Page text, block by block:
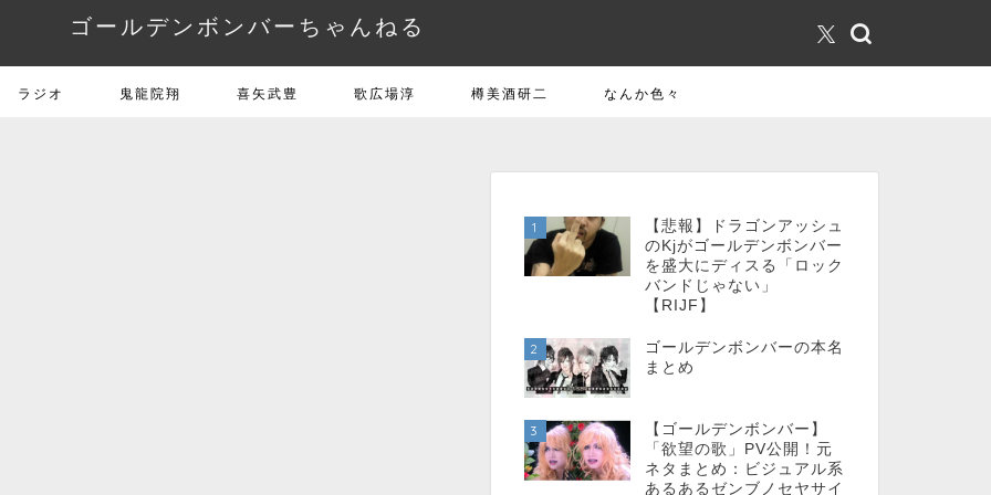
ゴールデンボンバーちゃんねる
ラジオ 鬼龍院翔 喜矢武豊 歌広場淳 樽美酒研二 なんか色々
1
【悲報】ドラゴンアッシュ
のKjがゴールデンボンバー
を盛大にディスる「ロック
バンドじゃない」
【RIJF】
2
ゴールデンボンバーの本名
まとめ
3
【ゴールデンボンバー】
「欲望の歌」PV公開！元
ネタまとめ：ビジュアル系
あるあるゼンブノセヤサイ